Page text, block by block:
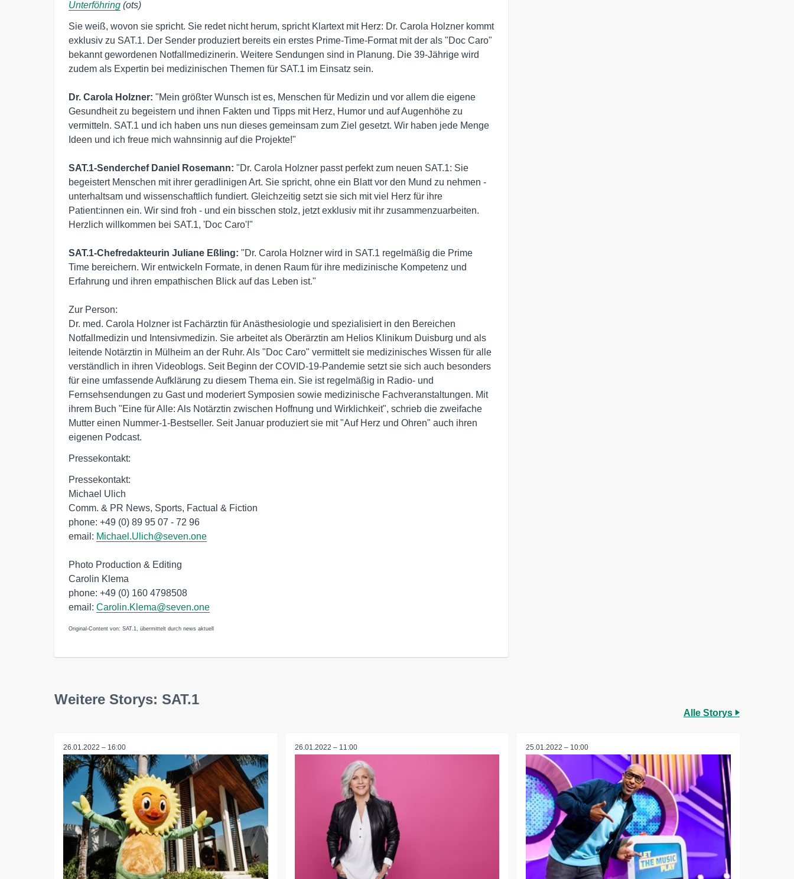
Unterföhring (ots)
Sie weiß, wovon sie spricht. Sie redet nicht herum, spricht Klartext mit Herz: Dr. Carola Holzner kommt
exklusiv zu SAT.1. Der Sender produziert bereits ein erstes Prime-Time-Format mit der als "Doc Caro"
bekannt gewordenen Notfallmedizinerin. Weitere Sendungen sind in Planung. Die 39-Jährige wird
zudem als Expertin bei medizinischen Themen für SAT.1 im Einsatz sein.
Dr. Carola Holzner: "Mein größter Wunsch ist es, Menschen für Medizin und vor allem die eigene
Gesundheit zu begeistern und ihnen Fakten und Tipps mit Herz, Humor und auf Augenhöhe zu
vermitteln. SAT.1 und ich haben uns nun dieses gemeinsam zum Ziel gesetzt. Wir haben jede Menge
Ideen und ich freue mich wahnsinnig auf die Projekte!"
SAT.1-Senderchef Daniel Rosemann: "Dr. Carola Holzner passt perfekt zum neuen SAT.1: Sie
begeistert Menschen mit ihrer geradlinigen Art. Sie spricht, ohne ein Blatt vor den Mund zu nehmen -
unterhaltsam und wissenschaftlich fundiert. Gleichzeitig setzt sie sich mit viel Herz für ihre
Patient:innen ein. Wir sind froh - und ein bisschen stolz, jetzt exklusiv mit ihr zusammenzuarbeiten.
Herzlich willkommen bei SAT.1, 'Doc Caro'!"
SAT.1-Chefredakteurin Juliane Eßling: "Dr. Carola Holzner wird in SAT.1 regelmäßig die Prime
Time bereichern. Wir entwickeln Formate, in denen Raum für ihre medizinische Kompetenz und
Erfahrung und ihren empathischen Blick auf das Leben ist."
Zur Person:
Dr. med. Carola Holzner ist Fachärztin für Anästhesiologie und spezialisiert in den Bereichen
Notfallmedizin und Intensivmedizin. Sie arbeitet als Oberärztin am Helios Klinikum Duisburg und als
leitende Notärztin in Mülheim an der Ruhr. Als "Doc Caro" vermittelt sie medizinisches Wissen für alle
verständlich in ihren Videoblogs. Seit Beginn der COVID-19-Pandemie setzt sie sich auch besonders
für eine umfassende Aufklärung zu diesem Thema ein. Sie ist regelmäßig in Radio- und
Fernsehsendungen zu Gast und moderiert Symposien sowie medizinische Fachveranstaltungen. Mit
ihrem Buch "Eine für Alle: Als Notärztin zwischen Hoffnung und Wirklichkeit", schrieb die zweifache
Mutter einen Nummer-1-Bestseller. Seit Januar produziert sie mit "Auf Herz und Ohren" auch ihren
eigenen Podcast.
Pressekontakt:
Pressekontakt:
Michael Ulich
Comm. & PR News, Sports, Factual & Fiction
phone: +49 (0) 89 95 07 - 72 96
email: Michael.Ulich@seven.one
Photo Production & Editing
Carolin Klema
phone: +49 (0) 160 4798508
email: Carolin.Klema@seven.one
Original-Content von: SAT.1, übermittelt durch news aktuell
Weitere Storys: SAT.1
Alle Storys
26.01.2022 – 16:00 26.01.2022 – 11:00 25.01.2022 – 10:00